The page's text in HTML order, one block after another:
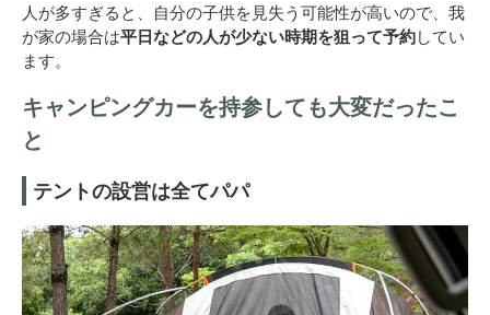
人が多すぎると、自分の子供を見失う可能性が高いので、我
が家の場合は平日などの人が少ない時期を狙って予約してい
ます。
キャンピングカーを持参しても大変だったこ
と
テントの設営は全てパパ